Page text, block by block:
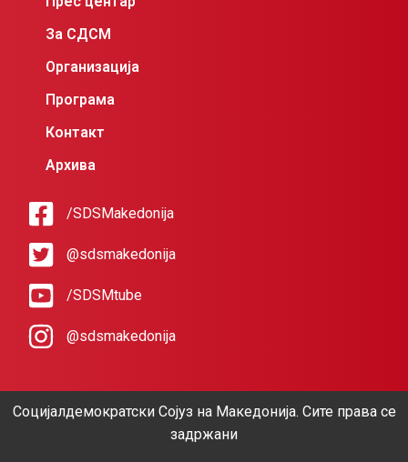
За СДСМ
Организација
Програма
Контакт
Архива
/SDSMakedonija
@sdsmakedonija
/SDSMtube
@sdsmakedonija
Социјалдемократски Сојуз на Македонија. Сите права се
задржани